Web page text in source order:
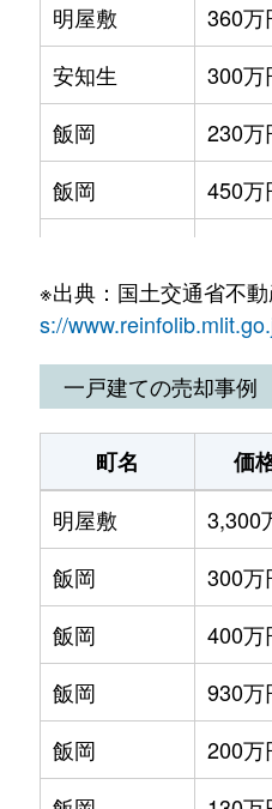
明屋敷
360万
安知生
300万
飯岡
230万
飯岡
450万
飯岡
6,000
飯岡
1,800
石田
550万
690万
大町
1,900
大町
990万
大町
920万
大町
2,300
大町
3,700
※出典：国土交通省不
s://
一戸建ての売却事例
町名 価
明屋敷
3,300
飯岡
300万
飯岡
400万
飯岡
930万
飯岡
200万